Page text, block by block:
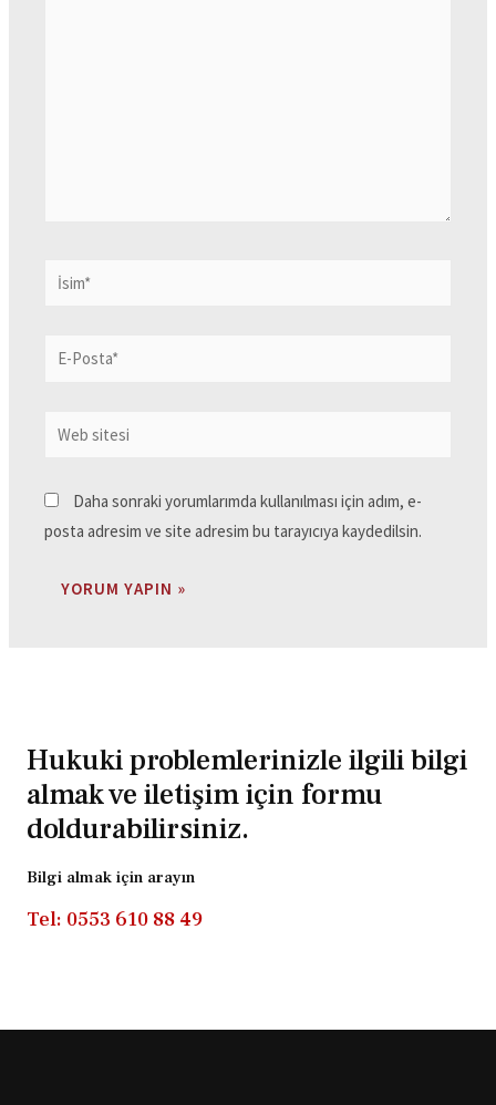
Daha sonraki yorumlarımda kullanılması için adım, e-
posta adresim ve site adresim bu tarayıcıya kaydedilsin.
Hukuki problemlerinizle ilgili bilgi
almak ve iletişim için formu
doldurabilirsiniz.
Bilgi almak için arayın
Tel: 0553 610 88 49